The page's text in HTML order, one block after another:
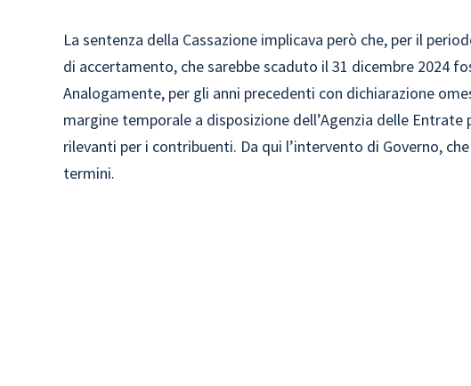
La sentenza della Cassazione implicava però che, per il
di accertamento, che sarebbe scaduto il 31 dicembre 2024
Analogamente, per gli anni precedenti con dichiarazione
margine temporale a disposizione dell’Agenzia delle
rilevanti per i contribuenti. Da qui l’intervento di Governo,
termini.